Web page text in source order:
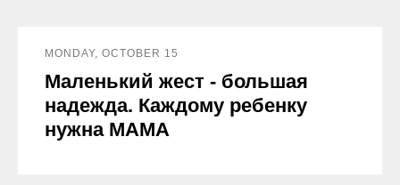
MONDAY, OCTOBER 15
Маленький жест - большая
надежда. Каждому ребенку
нужна МАМА